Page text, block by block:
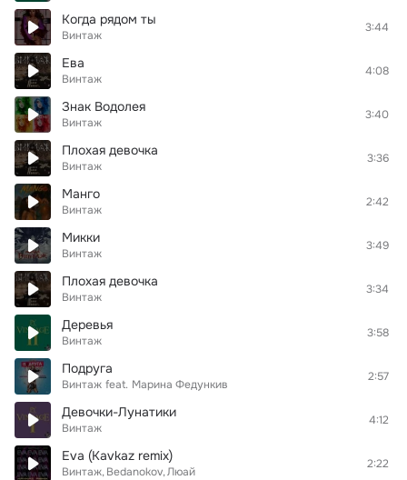
Когда рядом ты
Винтаж
3:44
Ева
Винтаж
4:08
Знак Водолея
Винтаж
3:40
Плохая девочка
Винтаж
3:36
Манго
Винтаж
2:42
Микки
Винтаж
3:49
Плохая девочка
Винтаж
3:34
Деревья
Винтаж
3:58
Подруга
Винтаж feat. Марина Федункив
2:57
Девочки-Лунатики
Винтаж
4:12
Eva (Kavkaz remix)
Винтаж Bedanokov Люай
2:22